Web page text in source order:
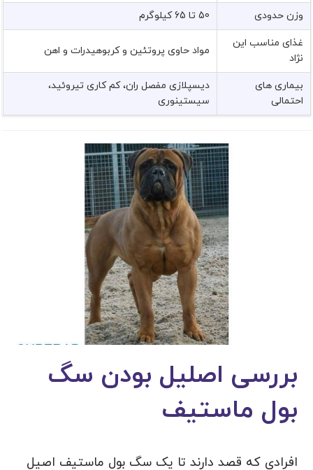
وزن حدودی 50 تا 65 کیلوگرم
غذای مناسب این
نژاد
مواد حاوی پروتئین و کربوهیدرات و اهن
بیماری های
احتمالی
دیسپلازی مفصل ران، کم کاری تیروئید،
سیستینوری
بررسی اصلیل بودن سگ
بول ماستیف
افرادی که قصد دارند تا یک سگ بول ماستیف اصیل